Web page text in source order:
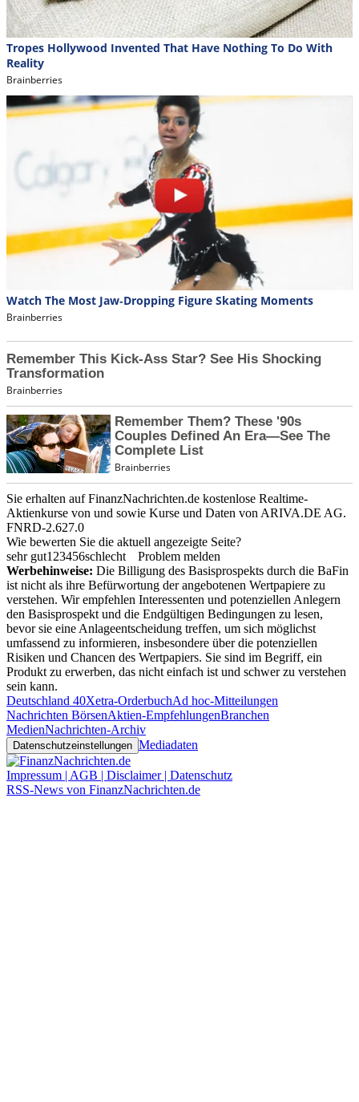
Sie erhalten auf FinanzNachrichten.de kostenlose Realtime-
Aktienkurse von und sowie Kurse und Daten von ARIVA.DE AG.
FNRD-2.627.0
Wie bewerten Sie die aktuell angezeigte Seite?
sehr gut1 23456schlecht
Problem melden
Werbehinweise: Die Billigung des Basisprospekts durch die BaFin
ist nicht als ihre Befürwortung der angebotenen Wertpapiere zu
verstehen. Wir empfehlen Interessenten und potenziellen Anlegern
den Basisprospekt und die Endgültigen Bedingungen zu lesen,
bevor sie eine Anlageentscheidung treffen, um sich möglichst
umfassend zu informieren, insbesondere über die potenziellen
Risiken und Chancen des Wertpapiers. Sie sind im Begriff, ein
Produkt zu erwerben, das nicht einfach ist und schwer zu verstehen
sein kann.
Deutschland 40Xetra-OrderbuchAd hoc-Mitteilungen
Nachrichten BörsenAktien-EmpfehlungenBranchen
MedienNachrichten-Archiv
Datenschutzeinstellungen Mediadaten
Impressum | AGB | Disclaimer | Datenschutz
RSS-News von FinanzNachrichten.de